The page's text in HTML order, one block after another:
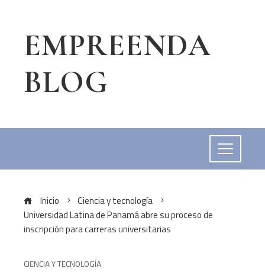
EMPREENDA
BLOG
Inicio
Ciencia y tecnología
Universidad Latina de Panamá abre su proceso de
inscripción para carreras universitarias
CIENCIA Y TECNOLOGÍA